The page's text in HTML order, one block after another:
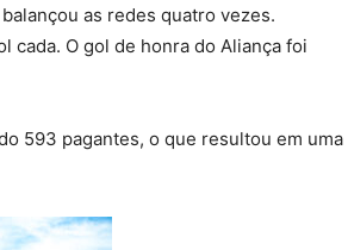
as redes quatro vezes.
cada. O gol de honra do Aliança foi
593 pagantes, o que resultou em uma